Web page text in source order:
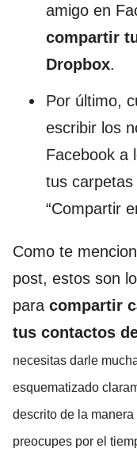
amigo en
compartir
Dropbox.
Por último,
escribir los
Facebook a
tus
“Compartir
Como te
post, estos son
para compartir
tus contactos
necesitas darle
esquematizado
descrito de la
preocupes por el